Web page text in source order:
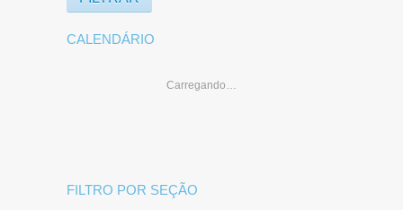
CALENDÁRIO
Carregando…
FILTRO POR SEÇÃO